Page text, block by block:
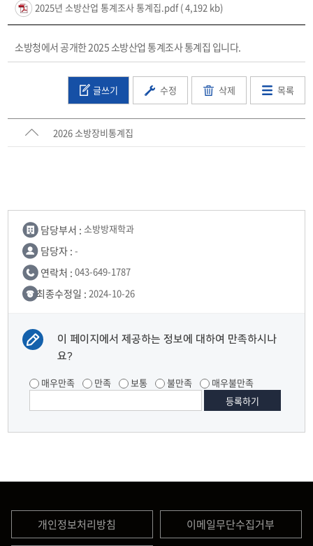
2025년 소방산업 통계조사 통계집.pdf( 4,192 kb)
소방청에서 공개한 2025 소방산업 통계조사 통계집 입니다.
글쓰기 수정 삭제 목록
2026 소방장비통계집
담당부서 : 소방방재학과
담당자 : -
연락처 : 043-649-1787
최종수정일 : 2024-10-26
이 페이지에서 제공하는 정보에 대하여 만족하시나
요?
매우만족 만족 보통 불만족 매우불만족
개인정보처리방침 이메일무단수집거부